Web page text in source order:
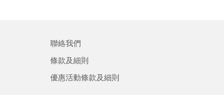
聯絡我們
條款及細則
優惠活動條款及細則